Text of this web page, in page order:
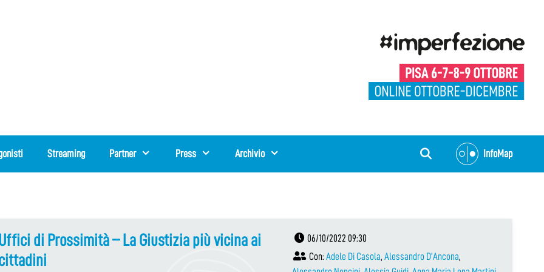
Streaming Partner Press Archivio InfoMap
di Prossimità – La Giustizia più vicina ai
06/10/2022 09:30
Con: Adele Di Casola, Alessandro D’Ancona,